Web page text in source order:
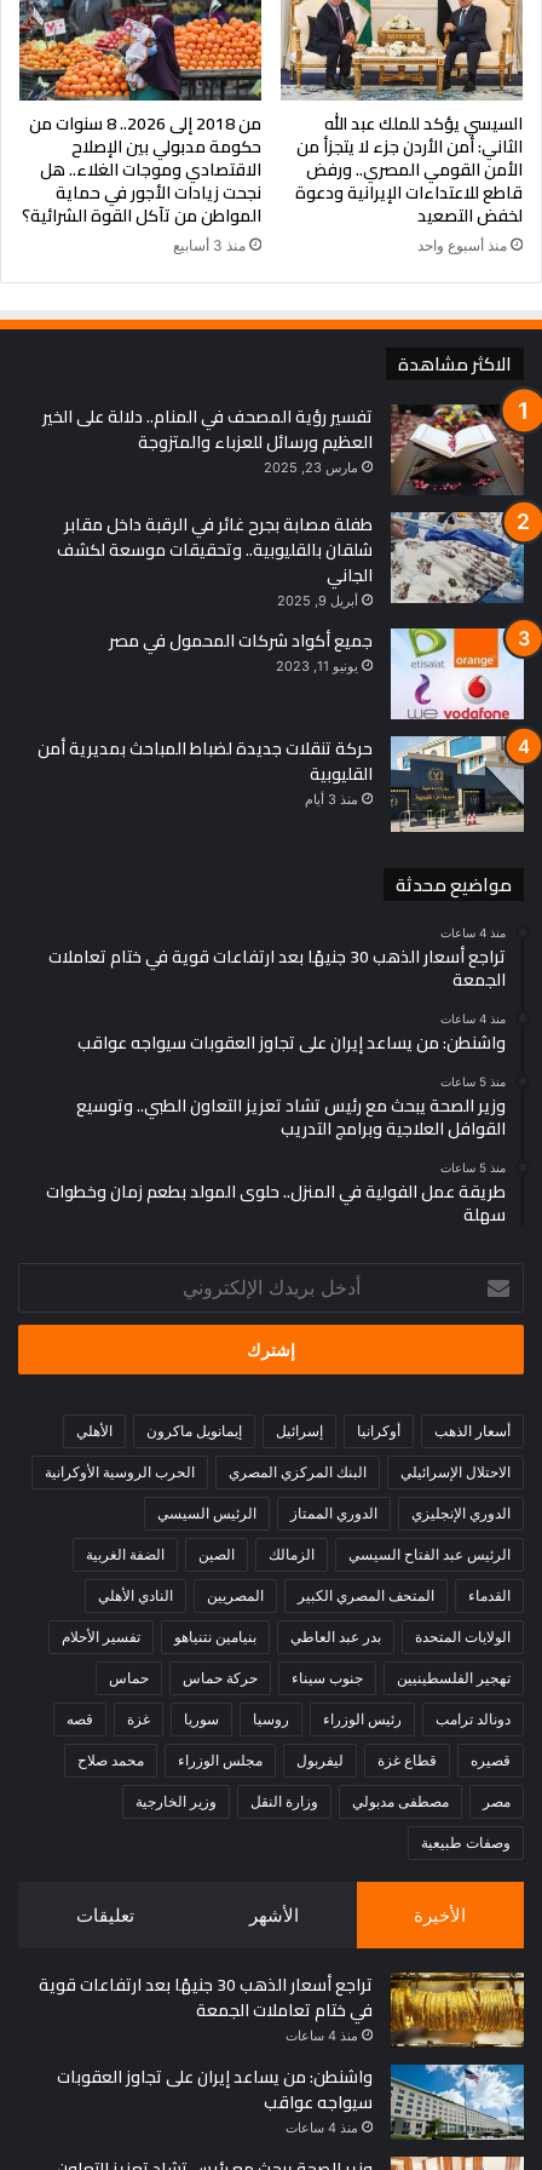
أفق مسدود.. حرب بلا منتصر
رغم مرور عامين ونصف على اندلاع المواجهة بين الجيش السوداني
بقيادة الفريق أول عبد الفتاح البرهان وميليشيا الدعم السريع، إلا أن
عام 2025 أثبت أن الحل السياسي لا يزال “جنيناً ميتاً”.
تتآكل الدولة السودانية يوماً بعد يوم؛ المدن تُفرغ من سكانها، والقرى
تُحرق، والمجتمع الدولي يكتفي ببيانات القلق، بينما تظل الحقيقة
الماثلة على الأرض أن “الإنسان السوداني” هو الوقود الوحيد لهذه
المحرقة التي لا تبقي ولا تذر.
السيسي يؤكد للملك عبد الله
الثاني: أمن الأردن جزء لا يتجزأ من
الأمن القومي المصري.. ورفض
قاطع للاعتداءات الإيرانية ودعوة
لخفض التصعيد
منذ أسبوع واحد
من 2018 إلى 2026.. 8 سنوات من
حكومة مدبولي بين الإصلاح
الاقتصادي وموجات الغلاء.. هل
نجحت زيادات الأجور في حماية
المواطن من تآكل القوة الشرائية؟
منذ 3 أسابيع
الاكثر مشاهدة
تفسير رؤية المصحف في المنام.. دلالة على الخير
العظيم ورسائل للعزباء والمتزوجة
مارس 23, 2025
طفلة مصابة بجرح غائر في الرقبة داخل مقابر
شلقان بالقليوبية.. وتحقيقات موسعة لكشف
الجاني
أبريل 9, 2025
جميع أكواد شركات المحمول في مصر
يونيو 11, 2023
حركة تنقلات جديدة لضباط المباحث بمديرية أمن
القليوبية
منذ 3 أيام
مواضيع محدثة
منذ 4 ساعات
تراجع أسعار الذهب 30 جنيهًا بعد ارتفاعات قوية في ختام تعاملات
الجمعة
منذ 4 ساعات
واشنطن: من يساعد إيران على تجاوز العقوبات سيواجه عواقب
منذ 5 ساعات
وزير الصحة يبحث مع رئيس تشاد تعزيز التعاون الطبي.. وتوسيع
القوافل العلاجية وبرامج التدريب
منذ 5 ساعات
طريقة عمل الفولية في المنزل.. حلوى المولد بطعم زمان وخطوات
سهلة
بريدك
الإلكتروني
أسعار الذهب أوكرانيا إسرائيل إيمانويل ماكرون الأهلي
الاحتلال الإسرائيلي البنك المركزي المصري الحرب الروسية الأوكرانية
الدوري الإنجليزي الدوري الممتاز الرئيس السيسي
الرئيس عبد الفتاح السيسي الزمالك الصين الضفة الغربية
القدماء المتحف المصري الكبير المصريين النادي الأهلي
الولايات المتحدة بدر عبد العاطي بنيامين نتنياهو تفسير الأحلام
تهجير الفلسطينيين جنوب سيناء حركة حماس حماس
دونالد ترامب رئيس الوزراء روسيا سوريا غزة قصه
قصيره قطاع غزة ليفربول مجلس الوزراء محمد صلاح
مصر مصطفى مدبولي وزارة النقل وزير الخارجية
وصفات طبيعية
الأخيرة الأشهر تعليقات
تراجع أسعار الذهب 30 جنيهًا بعد ارتفاعات قوية
في ختام تعاملات الجمعة
منذ 4 ساعات
واشنطن: من يساعد إيران على تجاوز العقوبات
سيواجه عواقب
منذ 4 ساعات